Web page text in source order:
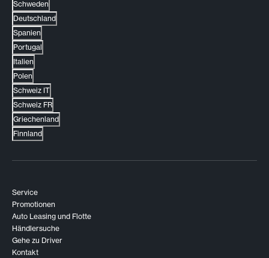
Schweden
Deutschland
Spanien
Portugal
Italien
Polen
Schweiz IT
Schweiz FR
Griechenland
Finnland
Service
Promotionen
Auto Leasing und Flotte
Händlersuche
Gehe zu Driver
Kontakt